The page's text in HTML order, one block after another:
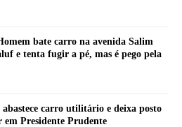
bate carro na avenida Salim
e tenta fugir a pé, mas é pego pela
carro utilitário e deixa posto
em Presidente Prudente